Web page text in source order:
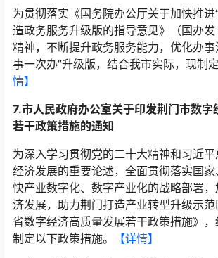
为贯彻落实《国务院办公厅关于加快推进
造政务服务升级版的指导意见》（国办发
精神，不断提升政务服务能力，优化办事
事一次办”升级版，结合我市实际，现制定
情】
7.市人民政府办公室关于印发荆门市数字
若干政策措施的通知
为深入学习贯彻党的二十大精神和习近
经济发展的重要论述，全面贯彻落实国
快产业数字化、数字产业化的战略部署
济发展，助力荆门打造产业转型升级示
省数字经济高质量发展若干政策措施》，
制定以下政策措施。
【详情】